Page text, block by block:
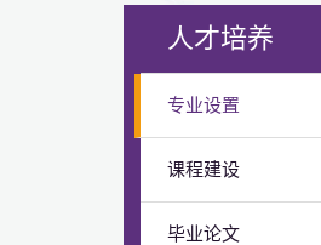
人才培养
专业设置
课程建设
毕业论文